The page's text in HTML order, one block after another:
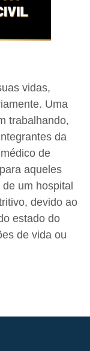
vidas,
Uma
trabalhando,
da
de
aqueles
um hospital
devido ao
estado do
de vida ou